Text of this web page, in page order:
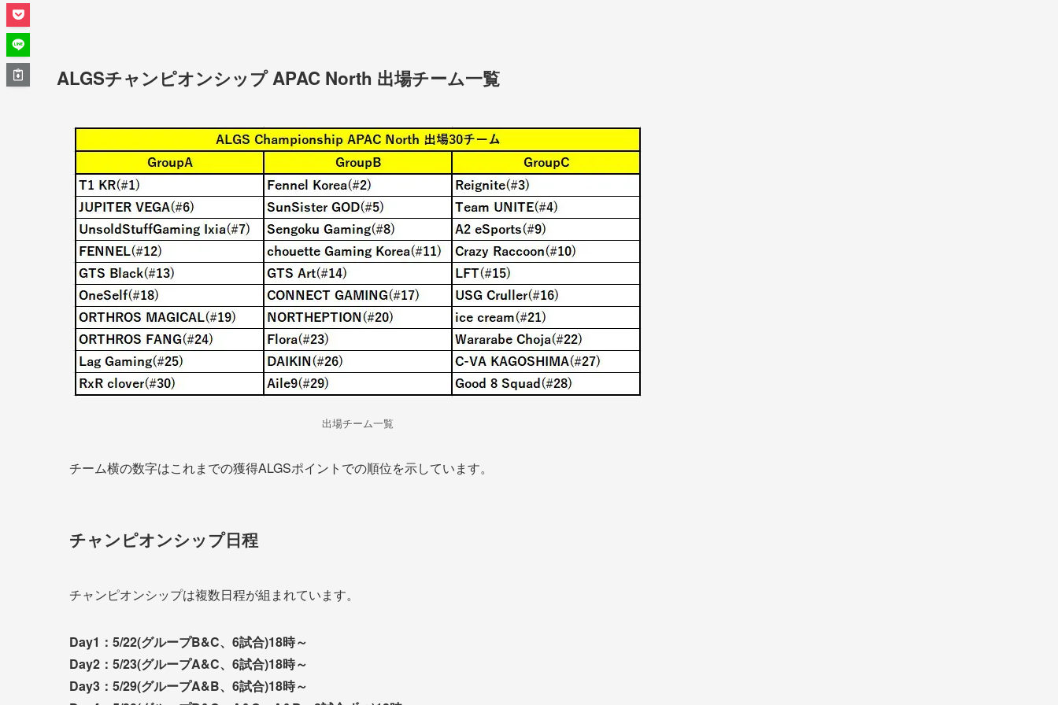
ALGSチャンピオンシップ APAC North 出場チーム一覧
出場チーム一覧
チーム横の数字はこれまでの獲得ALGSポイントでの順位を示しています。
チャンピオンシップ日程
チャンピオンシップは複数日程が組まれています。
Day1：5/22(グループB&C、6試合)18時～
Day2：5/23(グループA&C、6試合)18時～
Day3：5/29(グループA&B、6試合)18時～